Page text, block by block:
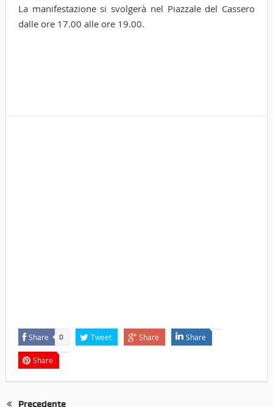
La manifestazione si svolgerà nel Piazzale del Cassero
dalle ore 17.00 alle ore 19.00.
Share 0 Tweet Share Share
Share
Precedente